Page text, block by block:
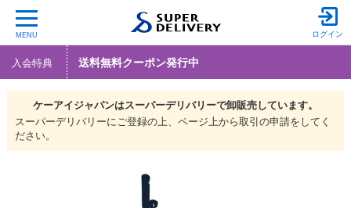
MENU ログイン
入会特典 送料無料クーポン発行中
ケーアイジャパンはスーパーデリバリーで卸販売しています。
スーパーデリバリーにご登録の上、ページ上から取引の申請をしてく
ださい。